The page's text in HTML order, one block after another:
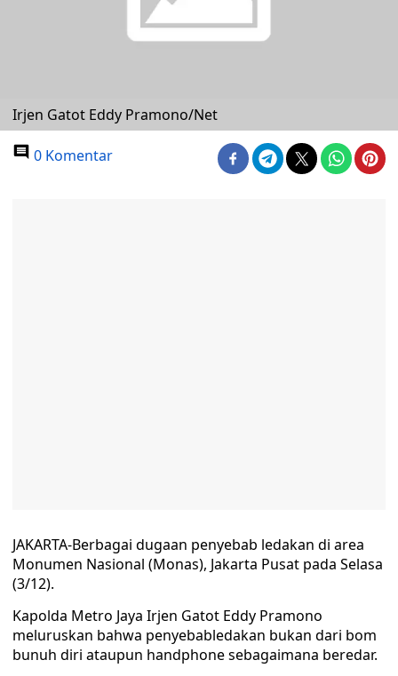
Irjen Gatot Eddy Pramono/Net
0 Komentar
JAKARTA-Berbagai dugaan penyebab ledakan di area
Monumen Nasional (Monas), Jakarta Pusat pada Selasa
(3/12).
Kapolda Metro Jaya Irjen Gatot Eddy Pramono
meluruskan bahwa penyebabledakan bukan dari bom
bunuh diri ataupun handphone sebagaimana beredar.